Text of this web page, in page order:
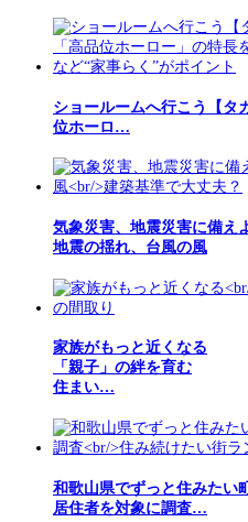
ショールームへ行こう【タ
位ホーロ…
気象災害、地震災害に備え
地震の揺れ、台風の風
家族がもっと近くなる
「親子」の絆を育む
住まい…
和歌山県でずっと住みたい
居住者を対象に調査…